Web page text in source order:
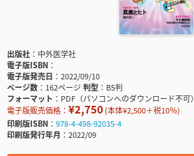
出版社
中外医学社
電子版ISBN
電子版発売日
2022/09/10
ページ数
162ページ判型
B5判
フォーマット
PDF（パソコンへのダウンロード不可）
電子版販売価格： ¥2,750(本体¥2,500＋税10％)
印刷版ISBN
978-4-498-92035-4
印刷版発行年月
2022/09